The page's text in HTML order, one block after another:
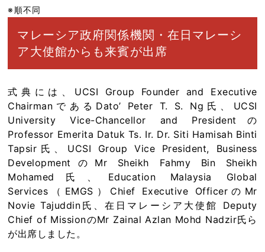
※順不同
マレーシア政府関係機関・在日マレーシ
ア大使館からも来賓が出席
式典には、UCSI Group Founder and Executive
ChairmanであるDato’ Peter T. S. Ng氏、UCSI
University Vice-Chancellor and Presidentの
Professor Emerita Datuk Ts. Ir. Dr. Siti Hamisah Binti
Tapsir氏、UCSI Group Vice President, Business
DevelopmentのMr Sheikh Fahmy Bin Sheikh
Mohamed氏、Education Malaysia Global
Services（EMGS）Chief Executive OfficerのMr
Novie Tajuddin氏、在日マレーシア大使館 Deputy
Chief of MissionのMr Zainal Azlan Mohd Nadzir氏ら
が出席しました。